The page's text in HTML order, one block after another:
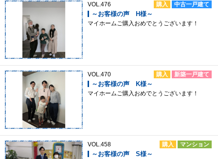
VOL.476 購入 中古一戸建て
～お客様の声 H様～
マイホームご購入おめでとうございます！
VOL.470 購入 新築一戸建て
～お客様の声 K様～
マイホームご購入おめでとうございます！
VOL.458 購入 マンション
～お客様の声 S様～